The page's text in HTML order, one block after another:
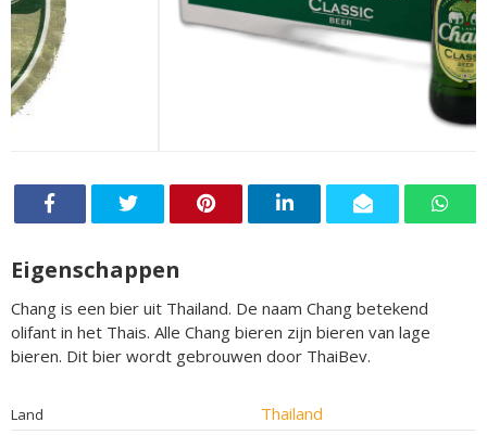
Eigenschappen
Chang is een bier uit Thailand. De naam Chang betekend
olifant in het Thais. Alle Chang bieren zijn bieren van lage
bieren. Dit bier wordt gebrouwen door ThaiBev.
Land Thailand